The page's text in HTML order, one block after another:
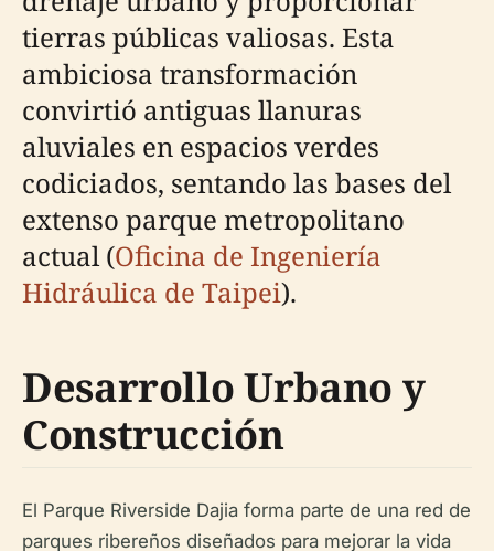
tierras públicas valiosas. Esta
ambiciosa transformación
convirtió antiguas llanuras
aluviales en espacios verdes
codiciados, sentando las bases del
extenso parque metropolitano
actual (Oficina de Ingeniería
Hidráulica de Taipei).
Desarrollo Urbano y
Construcción
El Parque Riverside Dajia forma parte de una red de
parques ribereños diseñados para mejorar la vida